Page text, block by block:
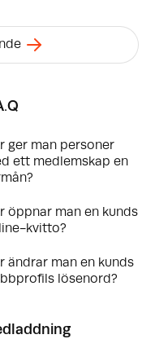
ger man personer
ett medlemskap en
öppnar man en kunds
kvitto?
ändrar man en kunds
lösenord?